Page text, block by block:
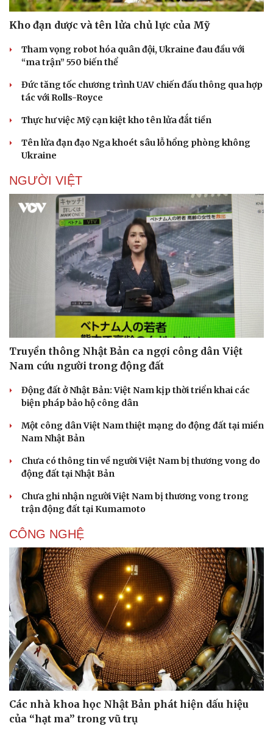
Doanh nhân
Vì cộng đồng
Trải nghiệm
Chuyển đổi số
Kho đạn dược và tên lửa chủ lực của Mỹ
Tham vọng robot hóa quân đội, Ukraine đau đầu với
“ma trận” 550 biến thể
Đức tăng tốc chương trình UAV chiến đấu thông qua hợp
tác với Rolls-Royce
Thực hư việc Mỹ cạn kiệt kho tên lửa đắt tiền
Tên lửa đạn đạo Nga khoét sâu lỗ hổng phòng không
Ukraine
NGƯỜI VIỆT
Truyền thông Nhật Bản ca ngợi công dân Việt
Nam cứu người trong động đất
Động đất ở Nhật Bản: Việt Nam kịp thời triển khai các
biện pháp bảo hộ công dân
Một công dân Việt Nam thiệt mạng do động đất tại miền
Nam Nhật Bản
Chưa có thông tin về người Việt Nam bị thương vong do
động đất tại Nhật Bản
Chưa ghi nhận người Việt Nam bị thương vong trong
trận động đất tại Kumamoto
CÔNG NGHỆ
Các nhà khoa học Nhật Bản phát hiện dấu hiệu
của “hạt ma” trong vũ trụ